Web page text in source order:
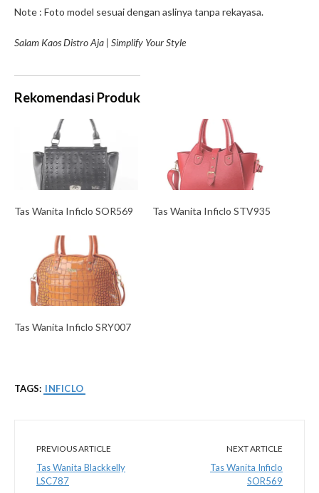
Note : Foto model sesuai dengan aslinya tanpa rekayasa.
Salam Kaos Distro Aja | Simplify Your Style
Rekomendasi Produk
Tas Wanita Inficlo SOR569 Tas Wanita Inficlo STV935
Tas Wanita Inficlo SRY007
TAGS: INFICLO
PREVIOUS ARTICLE
Tas Wanita Blackkelly
LSC787
NEXT ARTICLE
Tas Wanita Inficlo
SOR569